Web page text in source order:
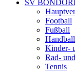
SV
Football
Fußball
Handball
Kinder-
Rad-
Tennis